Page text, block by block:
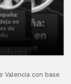
Valencia con base